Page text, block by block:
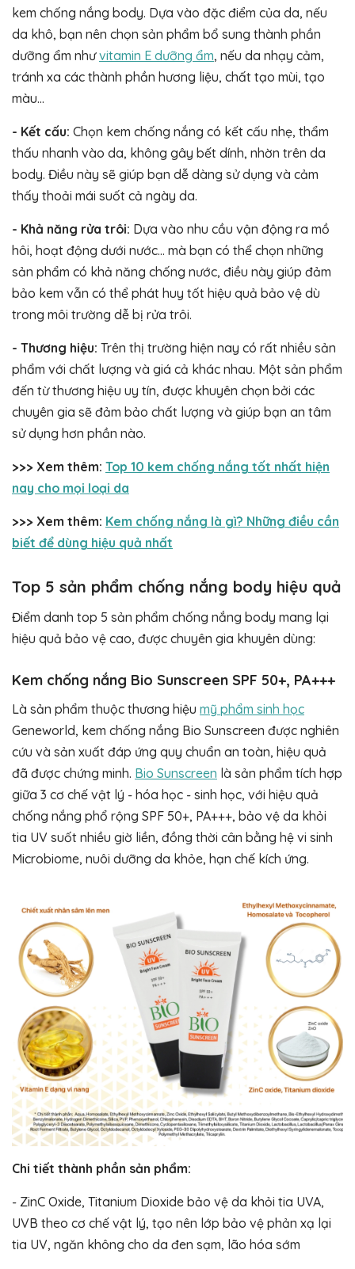
kem chống nắng body. Dựa vào đặc điểm của da, nếu
da khô, bạn nên chọn sản phẩm bổ sung thành phần
dưỡng ẩm nhưvitamin E dưỡng ẩm, nếu da nhạy cảm,
tránh xa các thành phần hương liệu, chất tạo mùi, tạo
màu…
- Kết cấu: Chọn kem chống nắng có kết cấu nhẹ, thẩm
thấu nhanh vào da, không gây bết dính, nhờn trên da
body. Điều này sẽ giúp bạn dễ dàng sử dụng và cảm
thấy thoải mái suốt cả ngày da.
- Khả năng rửa trôi: Dựa vào nhu cầu vận động ra mồ
hôi, hoạt động dưới nước… mà bạn có thể chọn những
sản phẩm có khả năng chống nước, điều này giúp đảm
bảo kem vẫn có thể phát huy tốt hiệu quả bảo vệ dù
trong môi trường dễ bị rửa trôi.
- Thương hiệu: Trên thị trường hiện nay có rất nhiều sản
phẩm với chất lượng và giá cả khác nhau. Một sản phẩm
đến từ thương hiệu uy tín, được khuyên chọn bởi các
chuyên gia sẽ đảm bảo chất lượng và giúp bạn an tâm
sử dụng hơn phần nào.
>>> Xem thêm: Top 10 kem chống nắng tốt nhất hiện
nay cho mọi loại da
>>> Xem thêm: Kem chống nắng là gì? Những điều cần
biết để dùng hiệu quả nhất
Top 5 sản phẩm chống nắng body hiệu quả
Điểm danh top 5 sản phẩm chống nắng body mang lại
hiệu quả bảo vệ cao, được chuyên gia khuyên dùng:
Kem chống nắng Bio Sunscreen SPF 50+, PA+++
Là sản phẩm thuộc thương hiệu mỹ phẩm sinh học
Geneworld, kem chống nắng Bio Sunscreen được nghiên
cứu và sản xuất đáp ứng quy chuẩn an toàn, hiệu quả
đã được chứng minh. Bio Sunscreen là sản phẩm tích hợp
giữa 3 cơ chế vật lý - hóa học - sinh học, với hiệu quả
chống nắng phổ rộng SPF 50+, PA+++, bảo vệ da khỏi
tia UV suốt nhiều giờ liền, đồng thời cân bằng hệ vi sinh
Microbiome, nuôi dưỡng da khỏe, hạn chế kích ứng.
Chi tiết thành phần sản phẩm:
- ZinC Oxide, Titanium Dioxide bảo vệ da khỏi tia UVA,
UVB theo cơ chế vật lý, tạo nên lớp bảo vệ phản xạ lại
tia UV, ngăn không cho da đen sạm, lão hóa sớm